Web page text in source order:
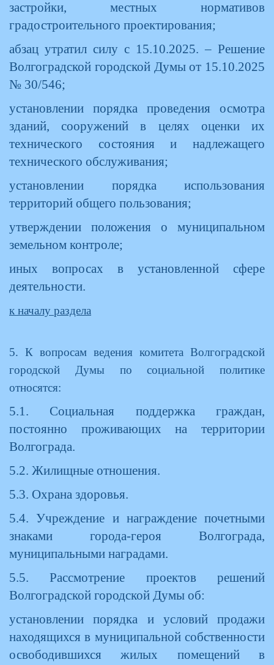
застройки, местных нормативов
градостроительного проектирования;
абзац утратил силу с 15.10.2025. – Решение
Волгоградской городской Думы от 15.10.2025
№ 30/546;
установлении порядка проведения осмотра
зданий, сооружений в целях оценки их
технического состояния и надлежащего
технического обслуживания;
установлении порядка использования
территорий общего пользования;
утверждении положения о муниципальном
земельном контроле;
иных вопросах в установленной сфере
деятельности.
к началу раздела
5. К вопросам ведения комитета Волгоградской
городской Думы по социальной политике
относятся:
5.1. Социальная поддержка граждан,
постоянно проживающих на территории
Волгограда.
5.2. Жилищные отношения.
5.3. Охрана здоровья.
5.4. Учреждение и награждение почетными
знаками города-героя Волгограда,
муниципальными наградами.
5.5. Рассмотрение проектов решений
Волгоградской городской Думы об:
установлении порядка и условий продажи
находящихся в муниципальной собственности
освободившихся жилых помещений в